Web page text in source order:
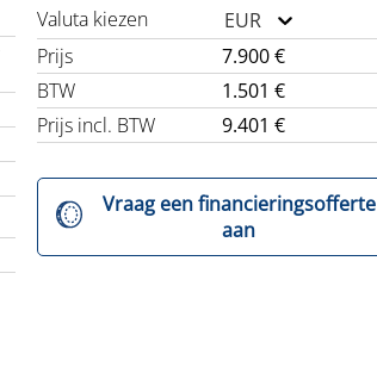
Valuta kiezen
EUR
Prijs
7.900 €
BTW
1.501 €
Prijs incl. BTW
9.401 €
Vraag een financieringsofferte
aan